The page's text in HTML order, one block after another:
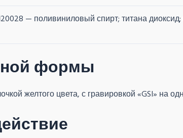
— поливиниловый спирт; титана диоксид;
формы
желтого цвета, с гравировкой «GSI» на